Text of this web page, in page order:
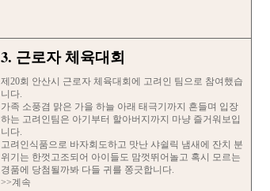
3. 근로자 체육대회
제20회 안산시 근로자 체육대회에 고려인 팀으로 참여했습
니다.
가족 소풍겸 맑은 가을 하늘 아래 태극기까지 흔들며 입장
하는 고려인팀은 아기부터 할아버지까지 마냥 즐거워보입
니다.
고려인식품으로 바자회도하고 맛난 샤쉴릭 냄새에 잔치 분
위기는 한껏고조되어 아이들도 맘껏뛰어놀고 혹시 모르는
경품에 당첨될까봐 다들 귀를 쫑긋합니다.
>>계속